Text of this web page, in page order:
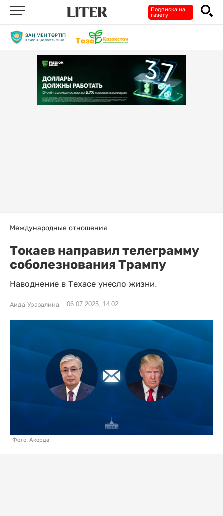
Подписка на
газету
Международные отношения
Токаев направил телеграмму
соболезнования Трампу
Наводнение в Техасе унесло жизни.
Аида Уразалина 06.07.2025, 14:02
Фото: Акорда